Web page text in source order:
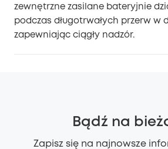
zewnętrzne zasilane bateryjnie
podczas długotrwałych przerw w
zapewniając ciągły nadzór.
Bądź na
Zapisz się na najnowsze